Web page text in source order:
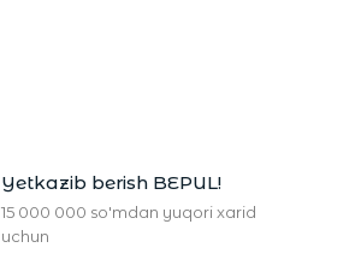
Yetkazib berish BEPUL!
15 000 000 so'mdan yuqori xarid
uchun